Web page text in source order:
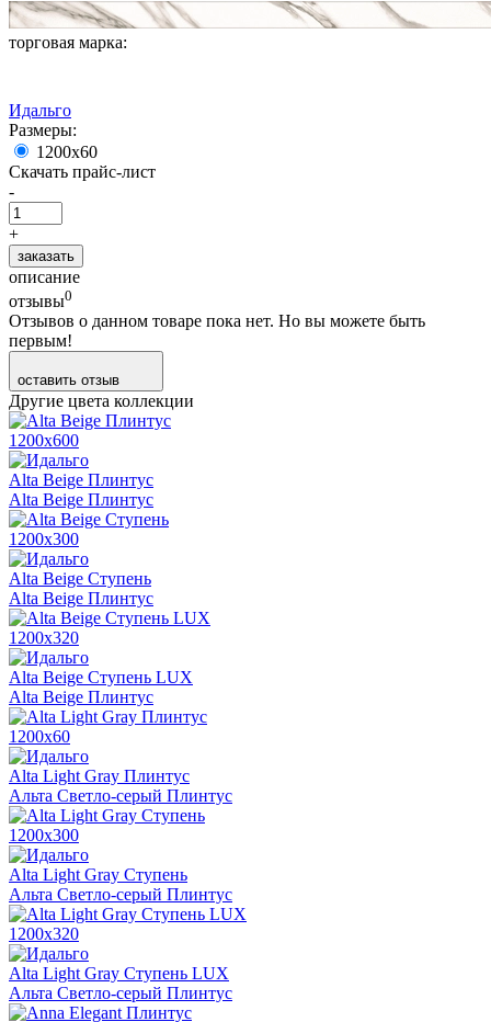
торговая марка:
Идальго
Размеры:
1200х60
Скачать прайс-лист
-
+
заказать
описание
отзывы0
Отзывов о данном товаре пока нет. Но вы можете быть
первым!
оставить отзыв
Другие цвета коллекции
1200х600
Alta Beige Плинтус
Alta Beige Плинтус
1200х300
Alta Beige Ступень
Alta Beige Плинтус
1200х320
Alta Beige Ступень LUX
Alta Beige Плинтус
1200х60
Alta Light Gray Плинтус
Альта Светло-серый Плинтус
1200х300
Alta Light Gray Ступень
Альта Светло-серый Плинтус
1200х320
Alta Light Gray Ступень LUX
Альта Светло-серый Плинтус